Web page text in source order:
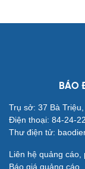
BÁO
Trụ sở: 37 Bà
Điện thoại: 84-24-
Thư điện tử:
Liên hệ quảng cáo,
Báo giá quảng cáo